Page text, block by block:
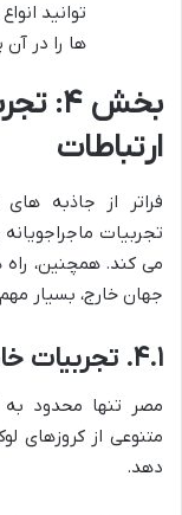
توانید
ها را در آن
بخش
ارتباطات
فراتر از جاذبه
تجربیات
می کند. همچنین،
جهان خارج، بسیار
۴.۱. تجربیات خاص در مصر
مصر تنها محدود
متنوعی از کروزهای
دهد.